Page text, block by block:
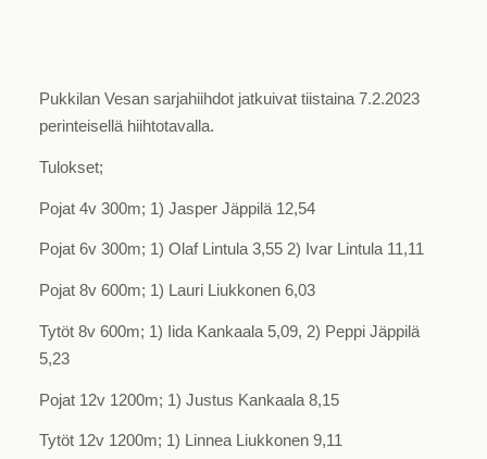
Pukkilan Vesan sarjahiihdot jatkuivat tiistaina 7.2.2023
perinteisellä hiihtotavalla.
Tulokset;
Pojat 4v 300m; 1) Jasper Jäppilä 12,54
Pojat 6v 300m; 1) Olaf Lintula 3,55 2) Ivar Lintula 11,11
Pojat 8v 600m; 1) Lauri Liukkonen 6,03
Tytöt 8v 600m; 1) Iida Kankaala 5,09, 2) Peppi Jäppilä
5,23
Pojat 12v 1200m; 1) Justus Kankaala 8,15
Tytöt 12v 1200m; 1) Linnea Liukkonen 9,11